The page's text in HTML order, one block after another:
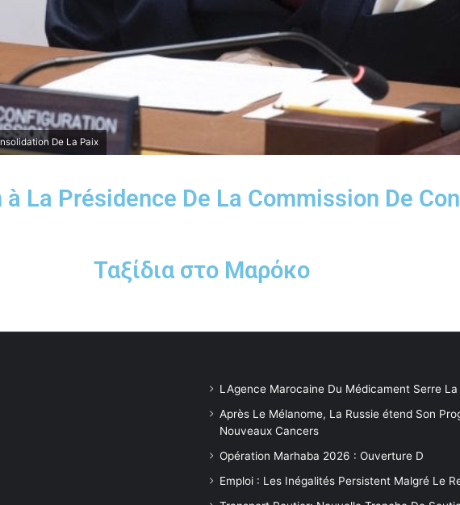
De La Paix
La Présidence De La Commission De
Ταξίδια στο Μαρόκο
LAgence Marocaine Du Médicament Serre
Après Le Mélanome, La Russie étend Son
Nouveaux Cancers
Opération Marhaba 2026 : Ouverture D
Emploi : Les Inégalités Persistent Malgré Le